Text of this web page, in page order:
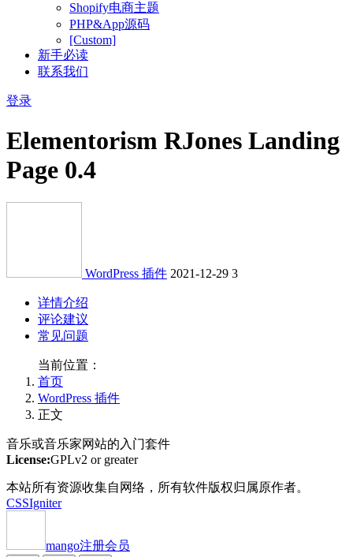
Shopify电商主题
PHP&App源码
[Custom]
新手必读
联系我们
登录
Elementorism RJones Landing
Page 0.4
WordPress 插件 2021-12-29 3
详情介绍
评论建议
常见问题
当前位置：
首页
WordPress 插件
正文
音乐或音乐家网站的入门套件
License:GPLv2 or greater
本站所有资源收集自网络，所有软件版权归属原作者。
CSSIgniter
mango注册会员